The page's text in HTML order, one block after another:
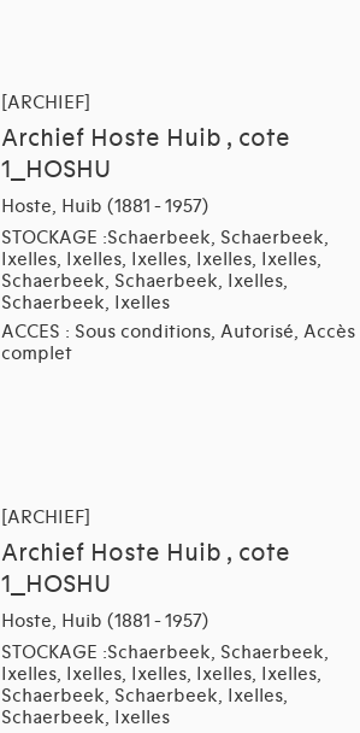
[ARCHIEF]
Archief Hoste Huib , cote
1_HOSHU
Hoste, Huib (1881 - 1957)
STOCKAGE :Schaerbeek, Schaerbeek,
Ixelles, Ixelles, Ixelles, Ixelles, Ixelles,
Schaerbeek, Schaerbeek, Ixelles,
Schaerbeek, Ixelles
ACCES : Sous conditions, Autorisé, Accès
complet
[ARCHIEF]
Archief Hoste Huib , cote
1_HOSHU
Hoste, Huib (1881 - 1957)
STOCKAGE :Schaerbeek, Schaerbeek,
Ixelles, Ixelles, Ixelles, Ixelles, Ixelles,
Schaerbeek, Schaerbeek, Ixelles,
Schaerbeek, Ixelles